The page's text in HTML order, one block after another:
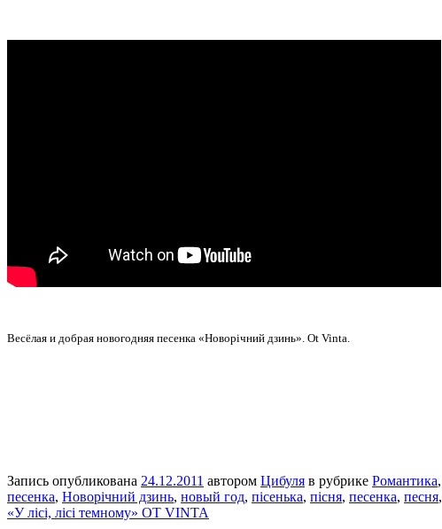
Весёлая и добрая новогодняя песенка «Новорічний дзинь». Ot Vinta.
Запись опубликована 24.12.2011 автором Цибуля в рубрике Романтика,
песенка, Новорічний дзинь, новый год, пісенька, пісня, песенка, песня,
«У лісі, лісі темному» OT VINTA